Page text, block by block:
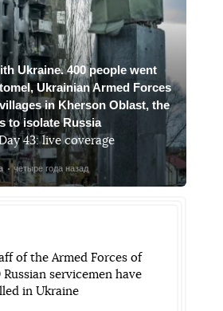
Ukraine. 400 people went
Ukrainian Armed Forces
in Kherson Oblast, the
to isolate Russia
Day 43: live coverage
четыре года назад
of the Armed Forces of
Russian servicemen have
in Ukraine